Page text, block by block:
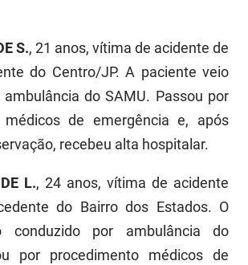
S., 21 anos, vítima de acidente de
do Centro/JP. A paciente veio
do SAMU. Passou por
médicos de emergência e, após
recebeu alta hospitalar.
L., 24 anos, vítima de acidente
do Bairro dos Estados. O
conduzido por ambulância do
por procedimento médicos de